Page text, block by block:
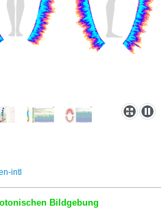
intl
Bildgebung